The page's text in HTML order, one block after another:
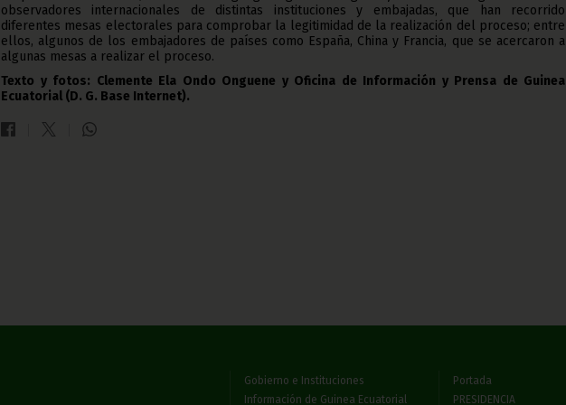
observadores internacionales de distintas instituciones y embajadas, que han recorrido
diferentes mesas electorales para comprobar la legitimidad de la realización del proceso; entre
ellos, algunos de los embajadores de países como España, China y Francia, que se acercaron a
algunas mesas a realizar el proceso.
Texto y fotos: Clemente Ela Ondo Onguene y Oficina de Información y Prensa de Guinea
Ecuatorial (D. G. Base Internet).
Gobierno e Instituciones
Información de Guinea Ecuatorial
Portada
PRESIDENCIA